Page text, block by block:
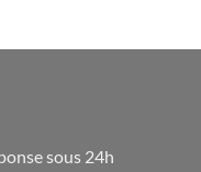
sous 24h